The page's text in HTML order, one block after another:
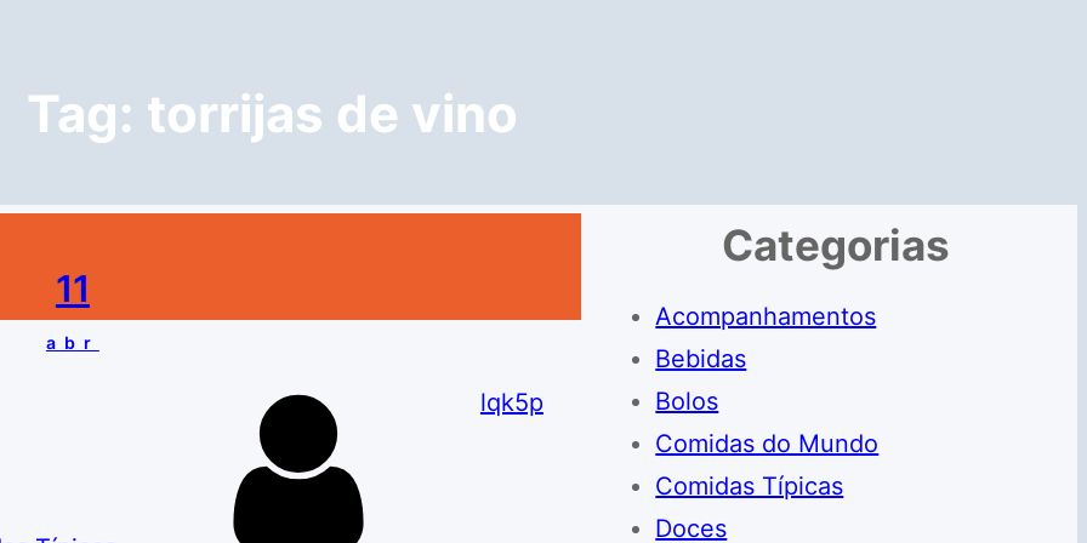
Tag: torrijas de vino
11
abr
lqk5p
Categorias
Acompanhamentos
Bebidas
Bolos
Comidas do Mundo
Comidas Típicas
Doces